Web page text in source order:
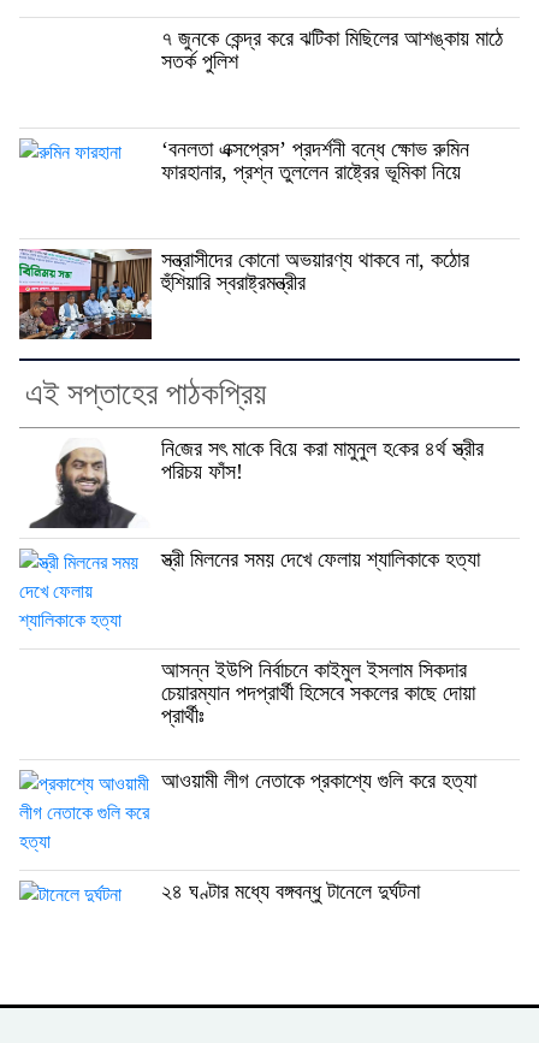
৭ জুনকে কেন্দ্র করে ঝটিকা মিছিলের আশঙ্কায় মাঠে
সতর্ক পুলিশ
‘বনলতা এক্সপ্রেস’ প্রদর্শনী বন্ধে ক্ষোভ রুমিন
ফারহানার, প্রশ্ন তুললেন রাষ্ট্রের ভূমিকা নিয়ে
সন্ত্রাসীদের কোনো অভয়ারণ্য থাকবে না, কঠোর
হুঁশিয়ারি স্বরাষ্ট্রমন্ত্রীর
এই সপ্তাহের পাঠকপ্রিয়
নি‌জের সৎ মা‌কে বি‌য়ে করা মামুনুল হ‌কের ৪র্থ স্ত্রীর
প‌রিচয় ফাঁস!
স্ত্রী মিলনের সময় দেখে ফেলায় শ্যালিকাকে হত্যা
আসন্ন ইউপি নির্বাচনে কাইমুল ইসলাম সিকদার
চেয়ারম্যান পদপ্রার্থী হিসেবে সকলের কাছে দোয়া
প্রার্থীঃ
আওয়ামী লীগ নেতাকে প্রকাশ্যে গুলি করে হত্যা
২৪ ঘণ্টার মধ্যে বঙ্গবন্ধু টানেলে দুর্ঘটনা